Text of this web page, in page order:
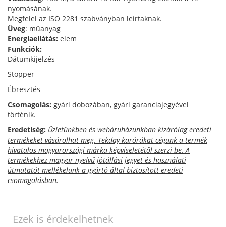
nyomásának.
Megfelel az ISO 2281 szabványban leírtaknak.
Üveg: műanyag
Energiaellátás: elem
Funkciók:
Dátumkijelzés
Stopper
Ébresztés
Csomagolás: gyári dobozában, gyári garanciajegyével
történik.
Eredetiség: Üzletünkben és webáruházunkban kizárólag eredeti
termékeket vásárolhat meg. Tekday karórákat cégünk a termék
hivatalos magyarországi márka képviseletétől szerzi be. A
termékekhez magyar nyelvű jótállási jegyet és használati
útmutatót mellékelünk a gyártó által biztosított eredeti
csomagolásban.
Ezek is érdekelhetnek